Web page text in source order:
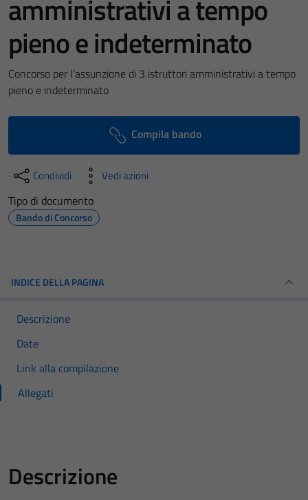
amministrativi a tempo
pieno e indeterminato
Concorso per l’assunzione di 3 istruttori amministrativi a tempo
pieno e indeterminato
Compila bando
Condividi Vedi azioni
Tipo di documento
Bando di Concorso
INDICE DELLA PAGINA
Descrizione
Date
Link alla compilazione
Allegati
Descrizione